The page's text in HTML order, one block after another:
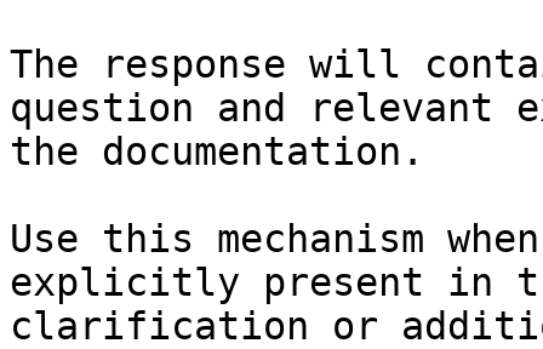
The response will
question and relevant
the documentation.
Use this mechanism
explicitly present in
clarification or